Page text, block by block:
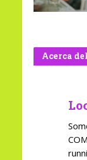
Acerca